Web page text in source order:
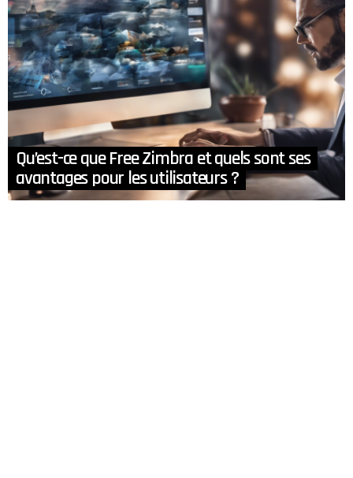
Qu’est-ce que Free Zimbra et quels sont ses
avantages pour les utilisateurs ?